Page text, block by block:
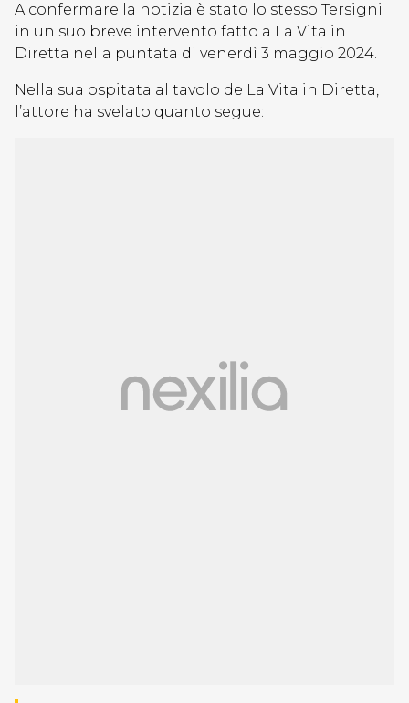
A confermare la notizia è stato lo stesso Tersigni
in un suo breve intervento fatto a La Vita in
Diretta nella puntata di venerdì 3 maggio 2024.
Nella sua ospitata al tavolo de La Vita in Diretta,
l’attore ha svelato quanto segue: